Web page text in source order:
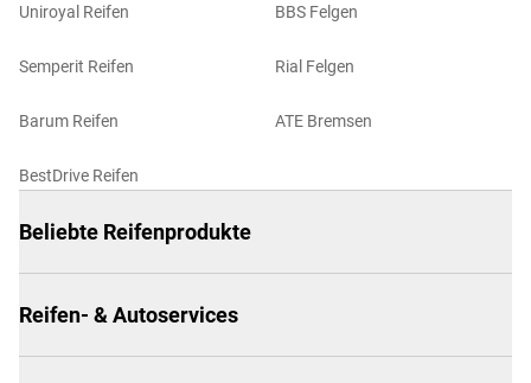
Uniroyal Reifen
Semperit Reifen
Barum Reifen
BestDrive Reifen
BBS Felgen
Rial Felgen
ATE Bremsen
Beliebte Reifenprodukte
Reifen- & Autoservices